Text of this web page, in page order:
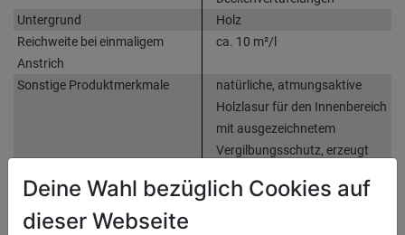
Untergrund
Holz
Reichweite bei einmaligem
Anstrich
ca. 10 m²/l
Sonstige Produktmerkmale
natürliche, atmungsaktive
Holzlasur für den Innenbereich
mit ausgezeichnetem
Vergilbungsschutz, erzeugt
Verarbeitung
Deine Wahl bezüglich Cookies auf
dieser Webseite